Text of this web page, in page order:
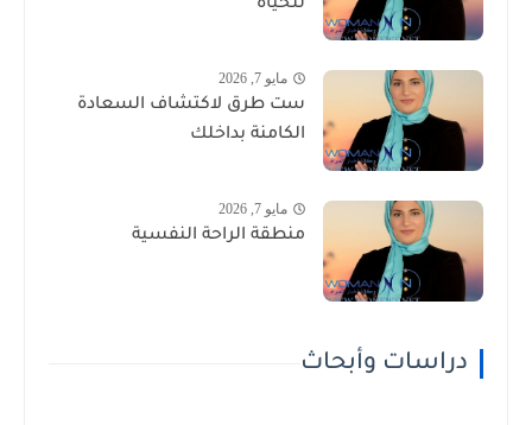
للحياة
مايو 7, 2026
ست طرق لاكتشاف السعادة
الكامنة بداخلك
مايو 7, 2026
منطقة الراحة النفسية
دراسات وأبحاث